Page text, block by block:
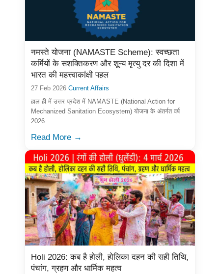
नमस्ते योजना (NAMASTE Scheme): स्वच्छता
कर्मियों के सशक्तिकरण और शून्य मृत्यु दर की दिशा में
भारत की महत्त्वाकांक्षी पहल
27 Feb 2026 Current Affairs
हाल ही में उत्तर प्रदेश में NAMASTE (National Action for
Mechanized Sanitation Ecosystem) योजना के अंतर्गत वर्ष
2026…
Read More →
Holi 2026: कब है होली, होलिका दहन की सही तिथि,
पंचांग, ग्रहण और धार्मिक महत्व